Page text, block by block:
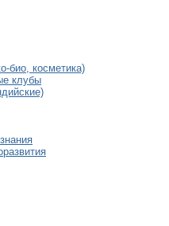
био, косметика)
клубы